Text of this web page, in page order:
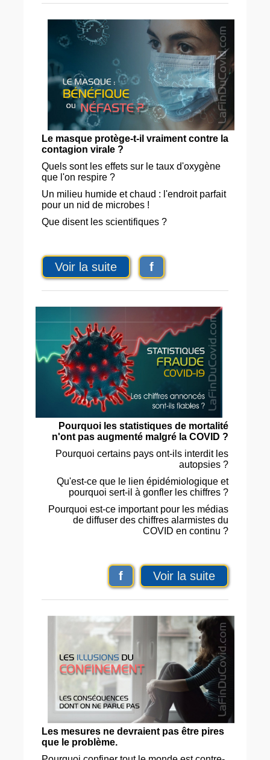
Le masque protège-t-il vraiment contre la
contagion virale ?
Quels sont les effets sur le taux d'oxygène
que l'on respire ?
Un milieu humide et chaud : l'endroit parfait
pour un nid de microbes !
Que disent les scientifiques ?
Voir la suite f
Pourquoi les statistiques de mortalité
n'ont pas augmenté malgré la COVID ?
Pourquoi certains pays ont-ils interdit les
autopsies ?
Qu'est-ce que le lien épidémiologique et
pourquoi sert-il à gonfler les chiffres ?
Pourquoi est-ce important pour les médias
de diffuser des chiffres alarmistes du
COVID en continu ?
f Voir la suite
Les mesures ne devraient pas être pires
que le problème.